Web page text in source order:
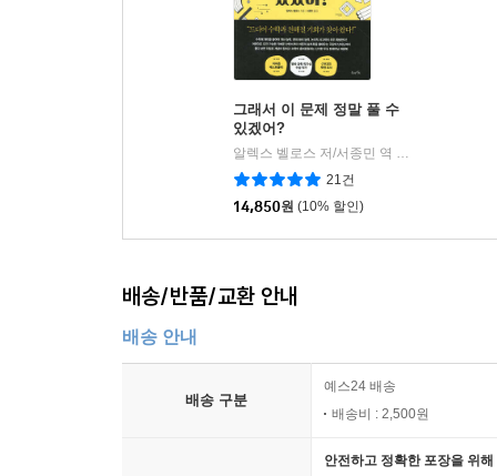
그래서 이 문제 정말 풀 수
있겠어?
알렉스 벨로스 저/서종민 역 | 북라이프
21건
14,850원 (10% 할인)
배송/반품/교환 안내
배송 안내
배송 구분
예스24 배송
배송비 : 2,500원
안전하고 정확한 포장을 위